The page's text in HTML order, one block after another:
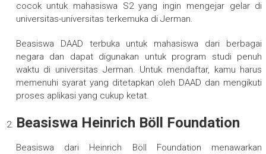
cocok untuk mahasiswa S2 yang ingin mengejar gelar di
universitas-universitas terkemuka di Jerman.
Beasiswa DAAD terbuka untuk mahasiswa dari berbagai
negara dan dapat digunakan untuk program studi penuh
waktu di universitas Jerman. Untuk mendaftar, kamu harus
memenuhi syarat yang ditetapkan oleh DAAD dan mengikuti
proses aplikasi yang cukup ketat.
Beasiswa Heinrich Böll Foundation
Beasiswa dari Heinrich Böll Foundation menawarkan